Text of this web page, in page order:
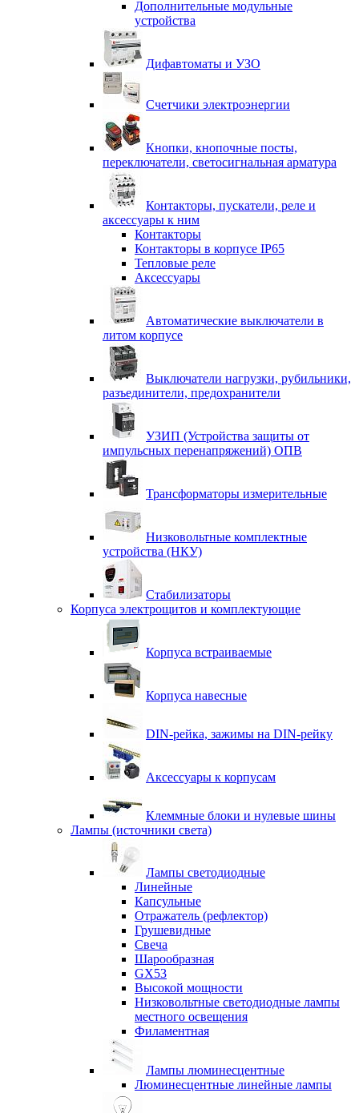
Дополнительные модульные
устройства
Дифавтоматы и УЗО
Счетчики электроэнергии
Кнопки, кнопочные посты,
переключатели, светосигнальная арматура
Контакторы, пускатели, реле и
аксессуары к ним
Контакторы
Контакторы в корпусе IP65
Тепловые реле
Аксессуары
Автоматические выключатели в
литом корпусе
Выключатели нагрузки, рубильники,
разъединители, предохранители
УЗИП (Устройства защиты от
импульсных перенапряжений) ОПВ
Трансформаторы измерительные
Низковольтные комплектные
устройства (НКУ)
Стабилизаторы
Корпуса электрощитов и комплектующие
Корпуса встраиваемые
Корпуса навесные
DIN-рейка, зажимы на DIN-рейку
Аксессуары к корпусам
Клеммные блоки и нулевые шины
Лампы (источники света)
Лампы светодиодные
Линейные
Капсульные
Отражатель (рефлектор)
Грушевидные
Свеча
Шарообразная
GX53
Высокой мощности
Низковольтные светодиодные лампы
местного освещения
Филаментная
Лампы люминесцентные
Люминесцентные линейные лампы